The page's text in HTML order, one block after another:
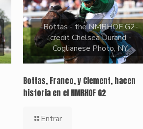
Bottas - the NMRHOF G2-
credit Chelsea Durand -
Coglianese Photo, NY.
Bottas, Franco, y Clement, hacen
historia en el NMRHOF G2
Entrar